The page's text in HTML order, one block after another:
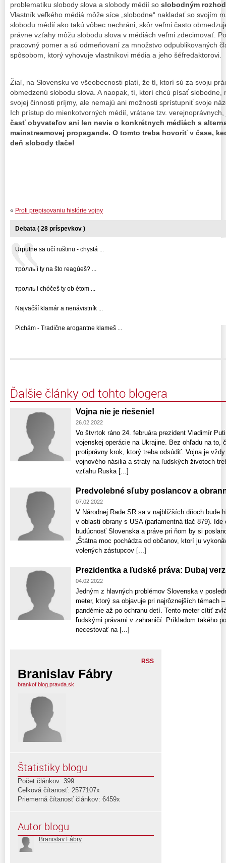
problematiku slobody slova a slobody médií so slobodným
Vlastník veľkého médiá môže síce „slobodne“ nakladať so svojím
slobodu médií ako takú vôbec nechráni, skôr veľmi často
právne vzťahy môžu slobodu slova v médiách veľmi zdecimovať.
pracovný pomer a sú odmeňovaní za množstvo odpublikovaných
spôsobom, ktorý vyhovuje vlastníkovi média a jeho šéfredaktorovi.
Žiaľ, na Slovensku vo všeobecnosti platí, že tí, ktorí sú za svoju
obmedzenú slobodu slova. A naopak, tí, ktorí chcú písať slobodne,
svojej činnosti príjmy, ale nemajú ani možnosti sprístupniť svoje
Ich prístup do mienkotvorných médií, vrátane tzv.
časť obyvateľov ani len nevie o konkrétnych médiách s
mainstreamovej propagande. O tomto treba hovoriť v čase,
deň slobody tlače!
« Proti prepisovaniu histórie vojny
Debata ( 28 príspevkov )
Urputne sa učí ruštinu - chystá ...
тролль i ty na što reagúeš? ...
тролль i chóčeš ty ob étom ...
Najväčší klamár a nenávistník ...
Pichám - Tradične arogantne klameš ...
Ďalšie články od tohto blogera
Vojna nie je riešenie!
26.02.2022
Vo štvrtok ráno 24. februára prezident Vladimír
vojenskej operácie na Ukrajine. Bez ohľadu na to,
protiprávny krok, ktorý treba odsúdiť. Vojna je
vojnového násilia a straty na ľudských životoch
vzťahu Ruska [...]
Predvolebné sľuby poslancov a
07.02.2022
V Národnej Rade SR sa v najbližších dňoch bude
v oblasti obrany s USA (parlamentná tlač 879).
budúcnosť Slovenska a práve pri ňom by si
„Štátna moc pochádza od občanov, ktorí ju
volených zástupcov [...]
Prezidentka a ľudské práva: Dubaj
04.02.2022
Jedným z hlavných problémov Slovenska v
meter, ktorý sa objavuje pri najrôznejších témach
pandémie až po ochranu detí. Tento meter cítiť
ľudskými právami v zahraničí. Príkladom takého
necestovať na [...]
RSS
Branislav Fábry
brankof.blog.pravda.sk
Štatistiky blogu
Počet článkov: 399
Celková čítanosť: 2577107x
Priemerná čítanosť článkov: 6459x
Autor blogu
Branislav Fábry